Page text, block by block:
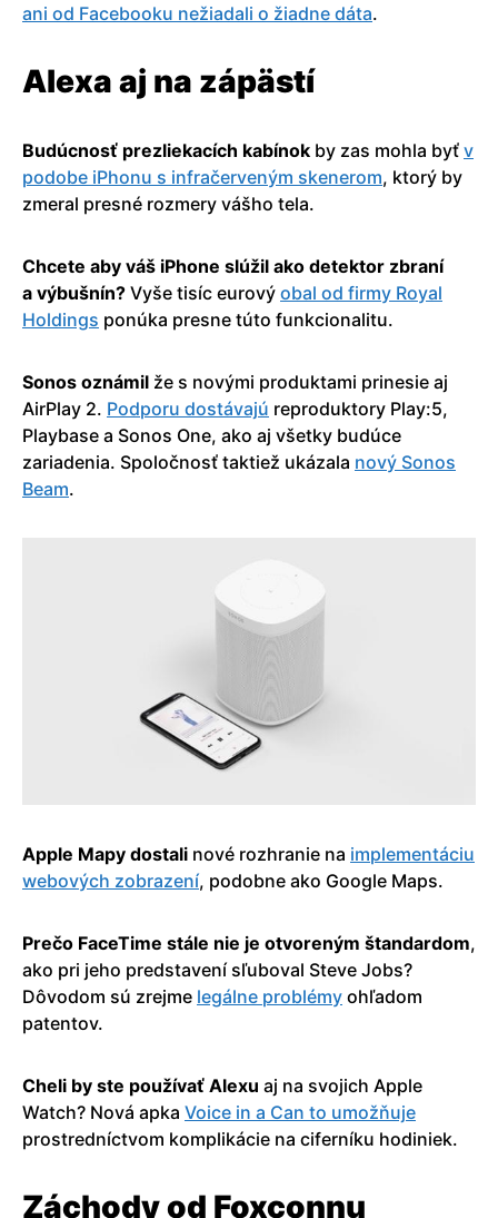
ani od Facebooku nežiadali o žiadne dáta.
Alexa aj na zápästí
Budúcnosť prezliekacích kabínok by zas mohla byť v
podobe iPhonu s infračerveným skenerom, ktorý by
zmeral presné rozmery vášho tela.
Chcete aby váš iPhone slúžil ako detektor zbraní
a výbušnín? Vyše tisíc eurový obal od firmy Royal
Holdings ponúka presne túto funkcionalitu.
Sonos oznámil že s novými produktami prinesie aj
AirPlay 2. Podporu dostávajú reproduktory Play:5,
Playbase a Sonos One, ako aj všetky budúce
zariadenia. Spoločnosť taktiež ukázala nový Sonos
Beam.
Apple Mapy dostali nové rozhranie na implementáciu
webových zobrazení, podobne ako Google Maps.
Prečo FaceTime stále nie je otvoreným štandardom,
ako pri jeho predstavení sľuboval Steve Jobs?
Dôvodom sú zrejme legálne problémy ohľadom
patentov.
Cheli by ste používať Alexu aj na svojich Apple
Watch? Nová apka Voice in a Can to umožňuje
prostredníctvom komplikácie na ciferníku hodiniek.
Záchody od Foxconnu